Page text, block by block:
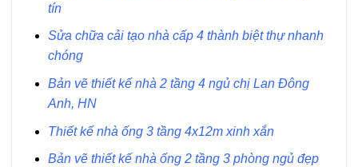
tín
Sửa chữa cải tạo nhà cấp 4 thành biệt thự nhanh
chóng
Bản vẽ thiết kế nhà 2 tầng 4 ngủ chị Lan Đông
Anh, HN
Thiết kế nhà ống 3 tầng 4x12m xinh xắn
Bản vẽ thiết kế nhà ống 2 tầng 3 phòng ngủ đẹp